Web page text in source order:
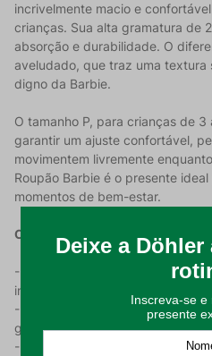
incrivelmente macio e
crianças. Sua alta gramatura de
absorção e durabilidade. O
aveludado, que traz uma textura
digno da Barbie.
O tamanho P, para crianças de
garantir um ajuste confortável,
movimentem livremente
Roupão Barbie é o presente
momentos de bem-estar.
Características do Produto:
- Tema Encantador: Estampa
inspirar as pequenas;
- Toque e Composição:
garantindo maciez natural e
- Absorção Eficiente: Alta